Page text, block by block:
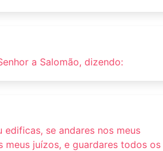
a Salomão, dizendo:
edificas, se andares nos meus
meus juízos, e guardares todos os